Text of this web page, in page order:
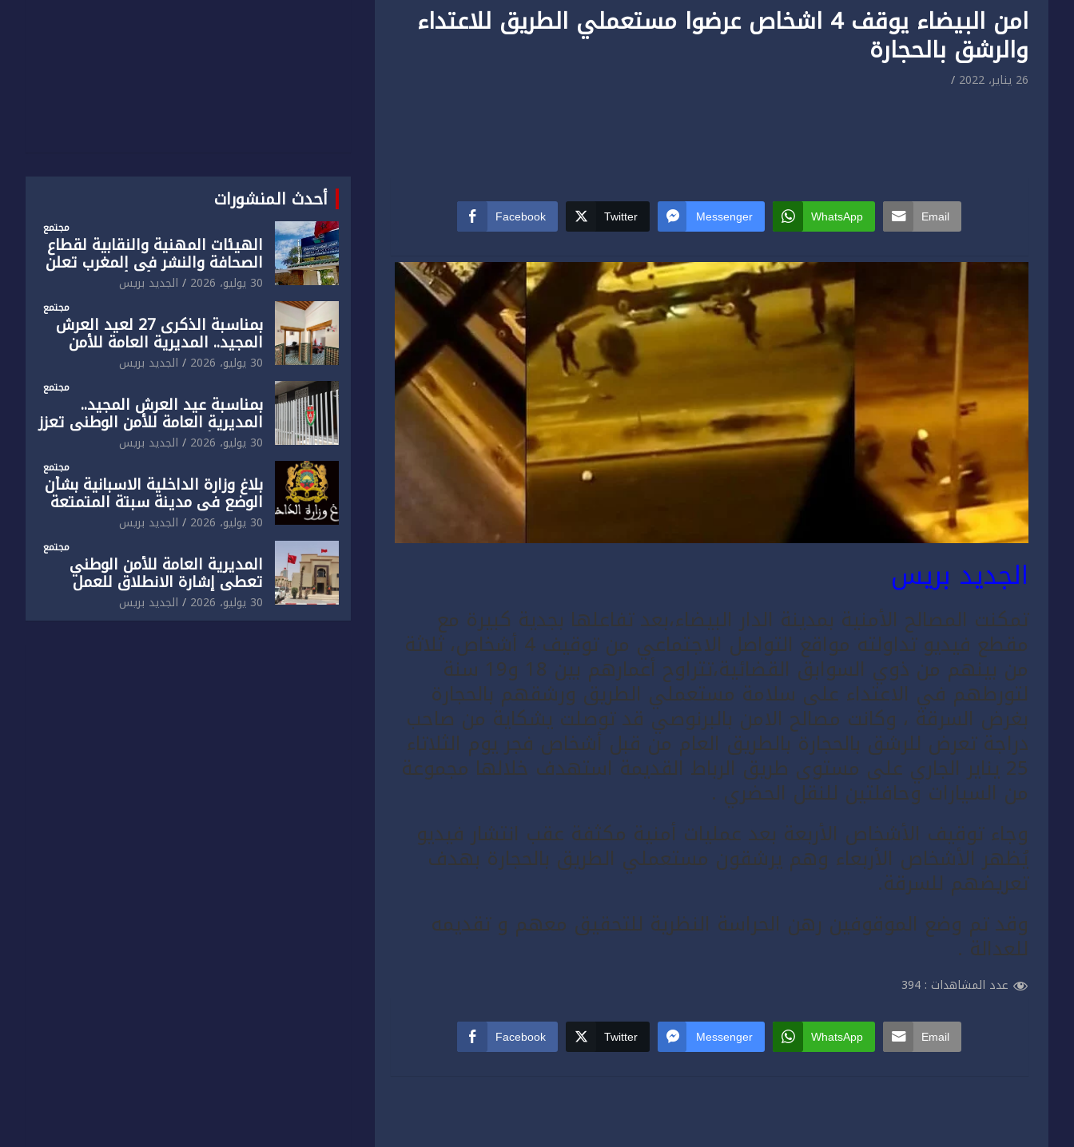
امن البيضاء يوقف 4 اشخاص عرضوا مستعملي الطريق للاعتداء
والرشق بالحجارة
26 يناير، 2022
Facebook Twitter Messenger WhatsApp Email
الجديد بريس
تمكنت المصالح الأمنية بمدينة الدار البيضاء،بعد تفاعلها بجدية كبيرة مع
مقطع فيديو تداولته مواقع التواصل الاجتماعي من توقيف 4 أشخاص، ثلاثة
من بينهم من ذوي السوابق القضائية،تتراوح أعمارهم بين 18 و19 سنة
لتورطهم في الاعتداء على سلامة مستعملي الطريق ورشقهم بالحجارة
بغرض السرقة ، وكانت مصالح الامن بالبرنوصي قد توصلت يشكاية من صاحب
دراجة تعرض للرشق بالحجارة بالطريق العام من قبل أشخاص فجر يوم الثلاتاء
25 يناير الجاري على مستوى طريق الرباط القديمة استهدف خلالها مجموعة
من السيارات وحافلتين للنقل الحضري .
وجاء توقيف الأشخاص الأربعة بعد عمليات أمنية مكثفة عقب انتشار فيديو
يُظهر الأشخاص الأربعاء وهم يرشقون مستعملي الطريق بالحجارة بهدف
تعريضهم للسرقة.
وقد تم وضع الموقوفين رهن الحراسة النظرية للتحقيق معهم و تقديمه
للعدالة .
عدد المشاهدات : 394
Facebook Twitter Messenger WhatsApp Email
أحدث المنشورات
مجتمع
الهيئات المهنية والنقابية لقطاع
الصحافة والنشر في المغرب تعلن
رفضها القاطع لـ”أي أجندة انتخابية
مُعدة على مقاس سياسي
ومصلحي ضيق”
30 يوليو، 2026 الجديد بريس
مجتمع
بمناسبة الذكرى 27 لعيد العرش
المجيد.. المديرية العامة للأمن
الوطني تفتتح المقر الجديد لفرقة
الشرطة السياحية بفاس
30 يوليو، 2026 الجديد بريس
مجتمع
بمناسبة عيد العرش المجيد..
المديرية العامة للأمن الوطني تعزز
البنية الأمنية بالناظور بإحداث
فرقتين جديدتين
30 يوليو، 2026 الجديد بريس
مجتمع
بلاغ وزارة الداخلية الاسبانية بشأن
الوضع في مدينة سبتة المتمتعة
بالحكم الذاتي
30 يوليو، 2026 الجديد بريس
مجتمع
المديرية العامة للأمن الوطني
تعطي إشارة الانطلاق للعمل
بالمقر الجديد للدائرة الثالثة
للشرطة بولاية أمن العيون
30 يوليو، 2026 الجديد بريس